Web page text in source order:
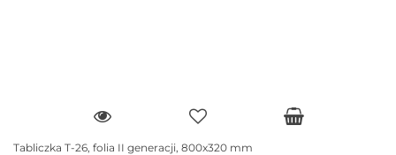
Tabliczka T-26, folia II generacji, 800x320 mm